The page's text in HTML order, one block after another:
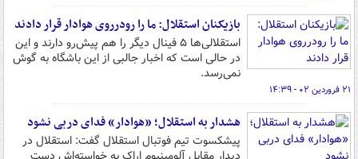
بازیکنان استقلال: ما را رودرروی هوادار قرار دادند
استقلالی‌ها ۵ فینال دیگر را هم پیش‌رو دارند و این
در حالی است که اخبار جالبی از این باشگاه به گوش
نمی‌رسد.
۲۱ فروردین ۰۲ - ۱۴:۳۹
هشدار به استقلال؛ «هوادار» فدای دربی نشود
پیشکسوت تیم فوتبال استقلال گفت: استقلال در